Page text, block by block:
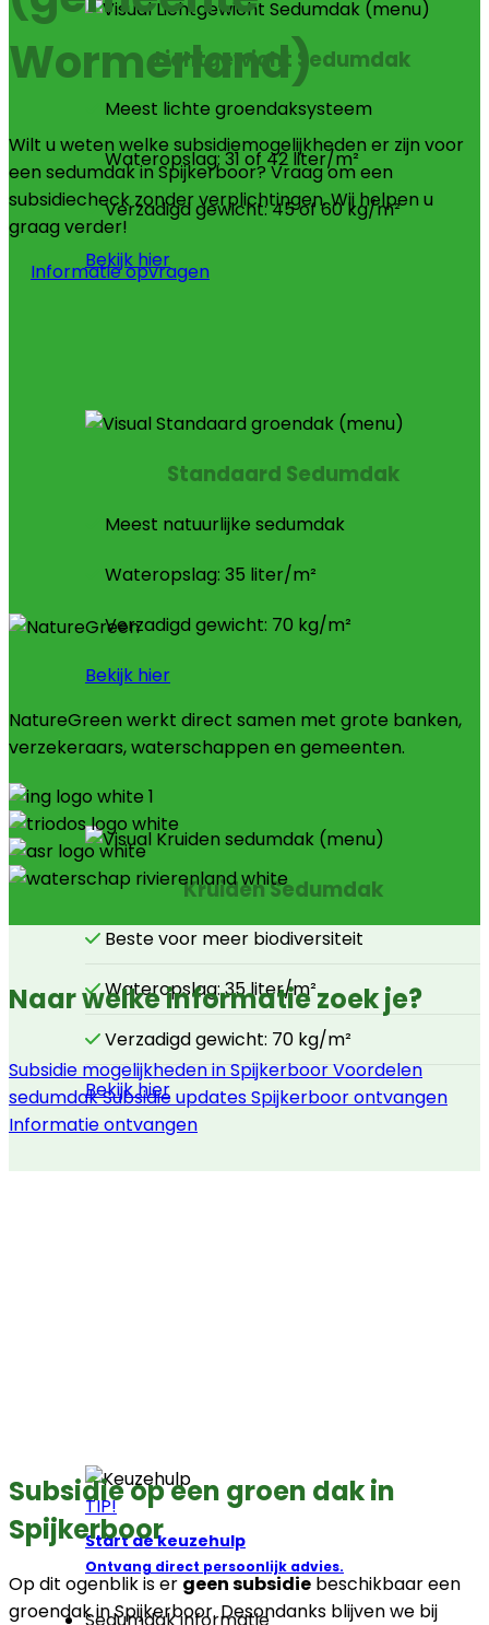
Lichtgewicht Sedumdak
Meest lichte groendaksysteem
Wateropslag: 31 of 42 liter/m²
Verzadigd gewicht: 45 of 60 kg/m²
Bekijk hier
Standaard Sedumdak
Meest natuurlijke sedumdak
Wateropslag: 35 liter/m²
Verzadigd gewicht: 70 kg/m²
Bekijk hier
Kruiden Sedumdak
Beste voor meer biodiversiteit
Wateropslag: 35 liter/m²
Verzadigd gewicht: 70 kg/m²
Bekijk hier
TIP!
Start de keuzehulp
Ontvang direct persoonlijk advies.
Wormerland)
Wilt u weten welke subsidiemogelijkheden er zijn voor
een sedumdak in Spijkerboor? Vraag om een
subsidiecheck zonder verplichtingen. Wij helpen u
graag verder!
Informatie opvragen
NatureGreen werkt direct samen met grote banken,
verzekeraars, waterschappen en gemeenten.
Naar welke informatie zoek je?
Subsidie mogelijkheden in SpijkerboorVoordelen
sedumdakSubsidie updates Spijkerboor ontvangen
Informatie ontvangen
Subsidie op een groen dak in
Spijkerboor
Op dit ogenblik is er geen subsidie beschikbaar een
groendak in Spijkerboor. Desondanks blijven we bij